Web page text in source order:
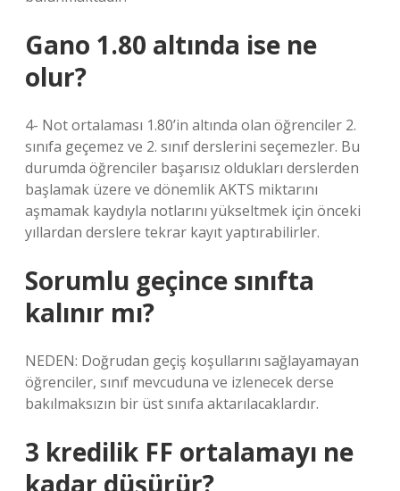
Gano 1.80 altında ise ne
olur?
4- Not ortalaması 1.80’in altında olan öğrenciler 2.
sınıfa geçemez ve 2. sınıf derslerini seçemezler. Bu
durumda öğrenciler başarısız oldukları derslerden
başlamak üzere ve dönemlik AKTS miktarını
aşmamak kaydıyla notlarını yükseltmek için önceki
yıllardan derslere tekrar kayıt yaptırabilirler.
Sorumlu geçince sınıfta
kalınır mı?
NEDEN: Doğrudan geçiş koşullarını sağlayamayan
öğrenciler, sınıf mevcuduna ve izlenecek derse
bakılmaksızın bir üst sınıfa aktarılacaklardır.
3 kredilik FF ortalamayı ne
kadar düşürür?